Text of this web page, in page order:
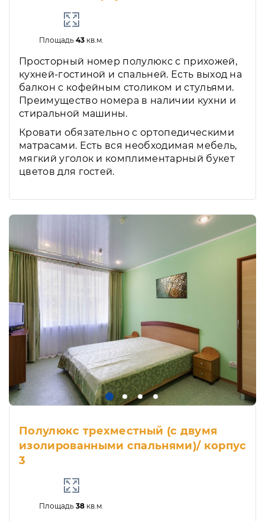
Площадь43 кв.м.
Просторный номер полулюкс с прихожей,
кухней-гостиной и спальней. Есть выход на
балкон с кофейным столиком и стульями.
Преимущество номера в наличии кухни и
стиральной машины.
Кровати обязательно с ортопедическими
матрасами. Есть вся необходимая мебель,
мягкий уголок и комплиментарный букет
цветов для гостей.
Полулюкс трехместный (с двумя
изолированными спальнями)/ корпус
3
Площадь38 кв.м.